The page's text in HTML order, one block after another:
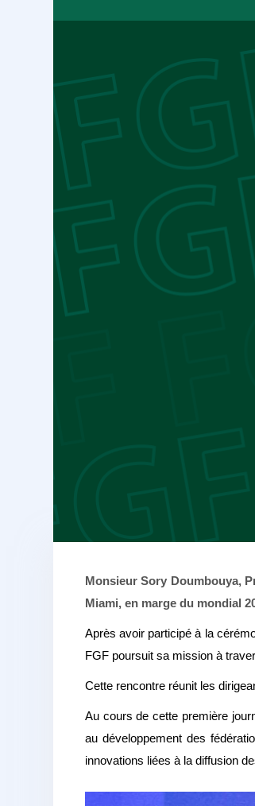
Monsieur Sory Doumbouya,
Miami, en marge du mondial
Après avoir participé à la
FGF poursuit sa mission à
Cette rencontre réunit les
Au cours de cette première
au développement des
innovations liées à la diffusion